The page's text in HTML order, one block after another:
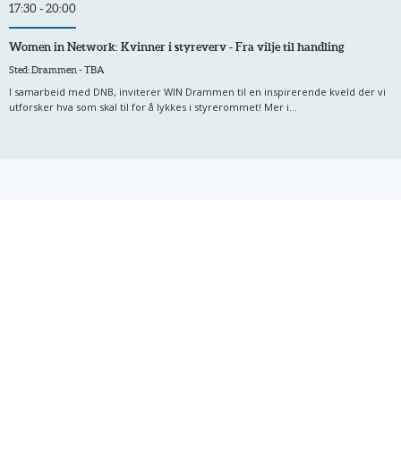
17:30 - 20:00
Women in Network: Kvinner i styreverv - Fra vilje til handling
Sted: Drammen - TBA
I samarbeid med DNB, inviterer WIN Drammen til en inspirerende kveld der vi
utforsker hva som skal til for å lykkes i styrerommet! Mer i...